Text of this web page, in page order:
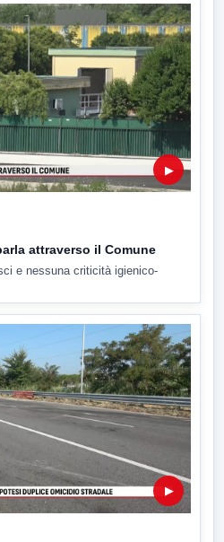
▶
attraverso il Comune
e nessuna criticità igienico-
▶